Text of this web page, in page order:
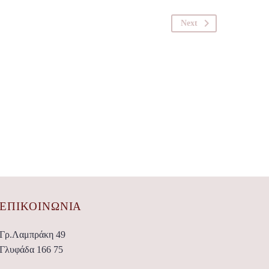
Next
ΕΠΙΚΟΙΝΩΝΊΑ
Γρ.Λαμπράκη 49
Γλυφάδα 166 75